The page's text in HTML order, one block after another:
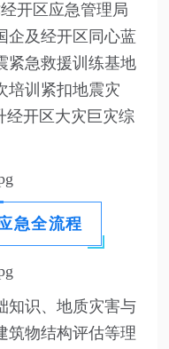
开区应急管理局
企及经开区同心蓝
紧急救援训练基地
培训紧扣地震灾
经开区大灾巨灾综
急全流程
知识、地质灾害与
筑物结构评估等理